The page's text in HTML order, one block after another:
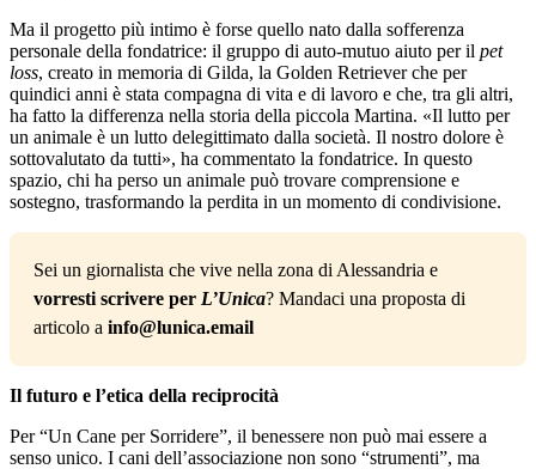
Ma il progetto più intimo è forse quello nato dalla sofferenza
personale della fondatrice: il gruppo di auto-mutuo aiuto per il pet
loss, creato in memoria di Gilda, la Golden Retriever che per
quindici anni è stata compagna di vita e di lavoro e che, tra gli altri,
ha fatto la differenza nella storia della piccola Martina. «Il lutto per
un animale è un lutto delegittimato dalla società. Il nostro dolore è
sottovalutato da tutti», ha commentato la fondatrice. In questo
spazio, chi ha perso un animale può trovare comprensione e
sostegno, trasformando la perdita in un momento di condivisione.
vorresti scrivere per L’Unica? Mandaci una proposta di
articolo a info@lunica.email
Il futuro e l’etica della reciprocità
Per “Un Cane per Sorridere”, il benessere non può mai essere a
senso unico. I cani dell’associazione non sono “strumenti”, ma